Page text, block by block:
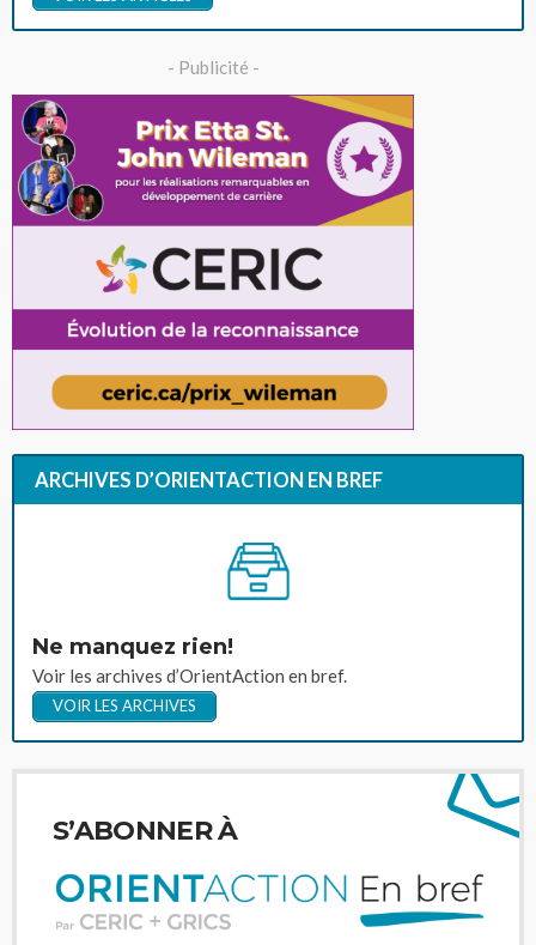
- Publicité -
ARCHIVES D’ORIENTACTION EN BREF
Ne manquez rien!
Voir les archives d’OrientAction en bref.
VOIR LES ARCHIVES
S’ABONNER À